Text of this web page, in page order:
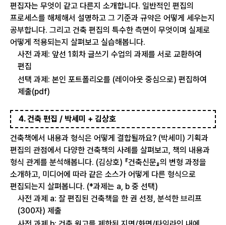
편집자는 무엇이 같고 다른지 소개합니다. 일반적인 편집의
프로세스를 해체해서 설명하고 그 기준과 규약은 어떻게 세우는지
공부합니다. 그리고 건축 편집의 특수한 측면이 무엇이며 실제로
어떻게 적용되는지 살펴보고 실습해봅니다.
사전 과제: 앞선 1회차 글쓰기 수업의 과제를 서로 교환하여
편집
선택 과제: 본인 포트폴리오를 (레이아웃 중심으로) 편집하여
제출(pdf)
4. 건축 편집 / 박세미 + 김상호
건축책에서 내용과 형식은 어떻게 결합될까요? (박세미) 기획과
편집의 관점에서 다양한 건축책의 사례를 살펴보고, 책의 내용과
형식 관계를 분석해봅니다. (김상호) 『건축신문』의 변형 과정을
소개하고, 미디어에 따라 같은 소스가 어떻게 다른 형식으로
편집되는지 살펴봅니다. (*과제는 a, b 중 선택)
사전 과제 a: 잘 편집된 건축책을 한 권 선정, 분석한 브리프
(300자) 제출